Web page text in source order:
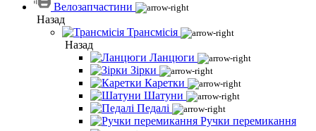
Велозапчастини
Назад
Трансмісія
Назад
Ланцюги
Зірки
Каретки
Шатуни
Педалі
Ручки перемикання